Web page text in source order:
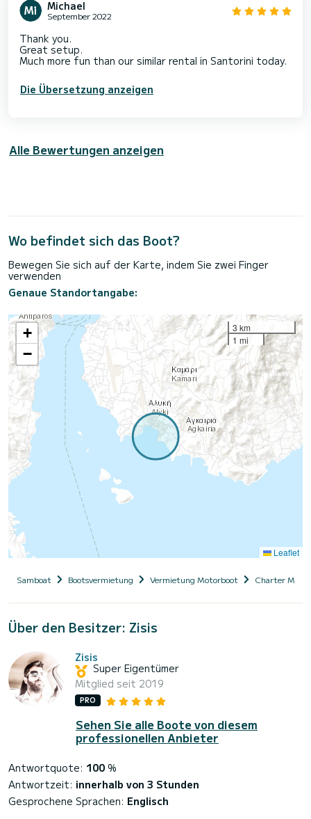
Michael
September 2022
Thank you.
Great setup.
Much more fun than our similar rental in Santorini today.
Die Übersetzung anzeigen
Alle Bewertungen anzeigen
Wo befindet sich das Boot?
Bewegen Sie sich auf der Karte, indem Sie zwei Finger
verwenden
Genaue Standortangabe:
+
−
3 km
1 mi
Leaflet
Samboat Bootsvermietung Vermietung Motorboot Charter
Über den Besitzer: Zisis
Zisis
Super Eigentümer
Mitglied seit 2019
PRO
Sehen Sie alle Boote von diesem
professionellen Anbieter
Antwortquote: 100 %
Antwortzeit: innerhalb von 3 Stunden
Gesprochene Sprachen: Englisch